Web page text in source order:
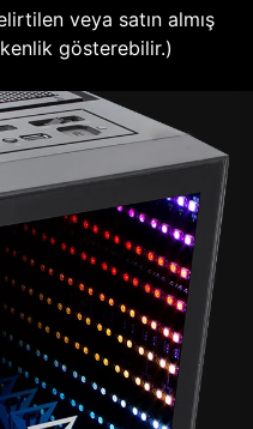
veya satın almış
gösterebilir.)